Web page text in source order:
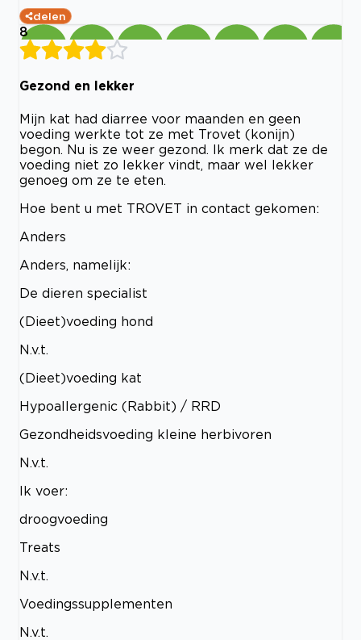
delen
8
Gezond en lekker
Mijn kat had diarree voor maanden en geen
voeding werkte tot ze met Trovet (konijn)
begon. Nu is ze weer gezond. Ik merk dat ze de
voeding niet zo lekker vindt, maar wel lekker
genoeg om ze te eten.
Hoe bent u met TROVET in contact gekomen:
Anders
Anders, namelijk:
De dieren specialist
(Dieet)voeding hond
N.v.t.
(Dieet)voeding kat
Hypoallergenic (Rabbit) / RRD
Gezondheidsvoeding kleine herbivoren
N.v.t.
Ik voer:
droogvoeding
Treats
N.v.t.
Voedingssupplementen
N.v.t.